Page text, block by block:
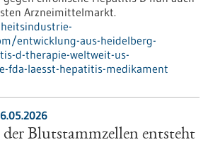
Arzneimittelmarkt.
entwicklung-aus-heidelberg-
d-therapie-weltweit-us-
fda-laesst-hepatitis-medikament
Blutstammzellen entsteht